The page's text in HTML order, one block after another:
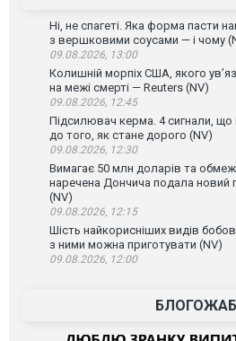
Ні, не спагеті. Яка форма пасти
з вершковими соусами — і чому
09.08.2026, 13:00
Колишній морпіх США, якого
на межі смерті — Reuters (NV)
09.08.2026, 12:45
Підсилювач керма. 4 сигнали, що
до того, як стане дорого (NV)
09.08.2026, 12:30
Вимагає 50 млн доларів та
наречена Дончича подала новий
(NV)
09.08.2026, 12:15
Шість найкорисніших видів
з ними можна приготувати (NV)
09.08.2026, 12:00